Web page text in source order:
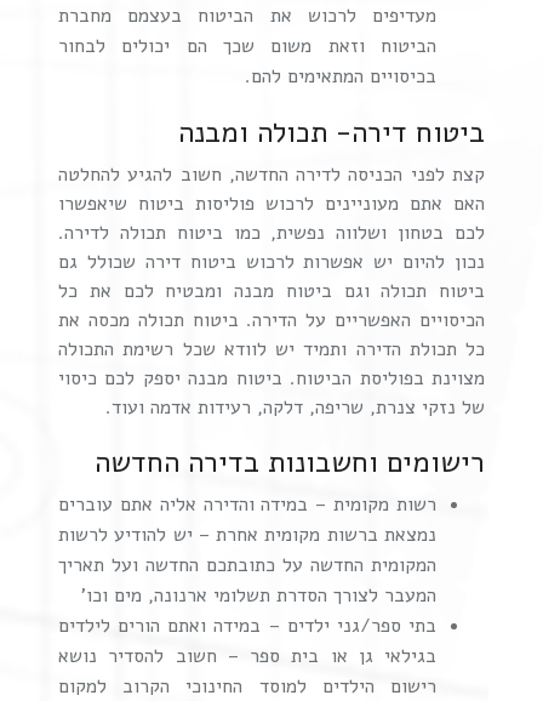
מעדיפים לרכוש את הביטוח בעצמם מחברת
הביטוח וזאת משום שכך הם יכולים לבחור
בכיסויים המתאימים להם.
ביטוח דירה- תכולה ומבנה
קצת לפני הכניסה לדירה החדשה, חשוב להגיע להחלטה
האם אתם מעוניינים לרכוש פוליסות ביטוח שיאפשרו
לכם בטחון ושלווה נפשית, כמו ביטוח תכולה לדירה.
נכון להיום יש אפשרות לרכוש ביטוח דירה שכולל גם
ביטוח תכולה וגם ביטוח מבנה ומבטיח לכם את כל
הכיסויים האפשריים על הדירה. ביטוח תכולה מכסה את
כל תכולת הדירה ותמיד יש לוודא שכל רשימת התכולה
מצוינת בפוליסת הביטוח. ביטוח מבנה יספק לכם כיסוי
של נזקי צנרת, שריפה, דלקה, רעידות אדמה ועוד.
רישומים וחשבונות בדירה החדשה
רשות מקומית – במידה והדירה אליה אתם עוברים
נמצאת ברשות מקומית אחרת – יש להודיע לרשות
המקומית החדשה על כתובתכם החדשה ועל תאריך
המעבר לצורך הסדרת תשלומי ארנונה, מים וכו'
בתי ספר/גני ילדים – במידה ואתם הורים לילדים
בגילאי גן או בית ספר – חשוב להסדיר נושא
רישום הילדים למוסד החינוכי הקרוב למקום